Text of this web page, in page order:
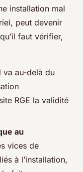
installation mal
peut devenir
faut vérifier,
va au-delà du
RGE la validité
au
vices de
à l’installation,